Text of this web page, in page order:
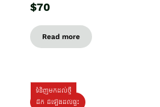
$70
Read more
ទំនិញមកដល់ថ្មី
ដឹក ដំឡើងដល់ផ្ទះ